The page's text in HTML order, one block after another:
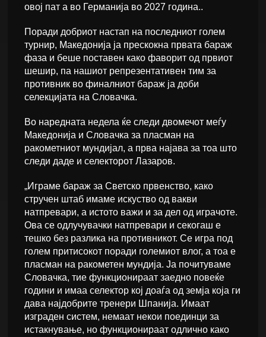
овој пат а во Германија во 2027 година..
Поради добриот настап на последниот голем
турнир, Македонија ја прескокна првата бараж
фаза и беше поставен како фаворит од првиот
шешир, па нашиот репрезентативен тим за
противник во финалниот бараж ја доби
селекцијата на Словачка.
Во наредната недела ќе следи двомечот меѓу
Македонија и Словачка за пласман на
ракометниот мундијал, а прва најава за тоа што
следи даде и селекторот Лазаров.
„Играме бараж за Светско првенство, како
стручен штаб имаме искуство од вакви
натпревари, а истото важи и за дел од играчоте.
Ова се одлучувачки натпревари и секогаш е
тешко без разлика на противникот. Се игра под
голем притисокот поради големиот влог, а тоа е
пласман на ракометен мундија. Ја почитуваме
Словачка, тие функционираат заедно повеќе
години и имаа селектор кој доаѓа од земја која ги
дава најдобрите тренери Шпанија. Имаат
изграден систем, немаат некои поединци за
истакнување, но функционираат одлично како